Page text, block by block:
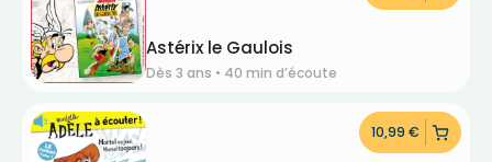
Astérix le Gaulois
Dès 3 ans • 40 min d’écoute
10,99 €